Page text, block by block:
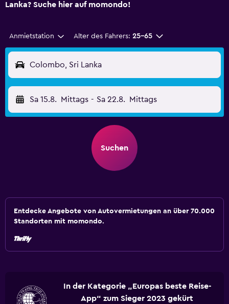
Lanka? Suche hier auf momondo!
Anmietstation Alter des Fahrers: 25-65
Colombo, Sri Lanka
Sa 15.8. Mittags - Sa 22.8. Mittags
Suchen
Entdecke Angebote von Autovermietungen an über 70.000
Standorten mit momondo.
In der Kategorie „Europas beste Reise-
App“ zum Sieger 2023 gekürt